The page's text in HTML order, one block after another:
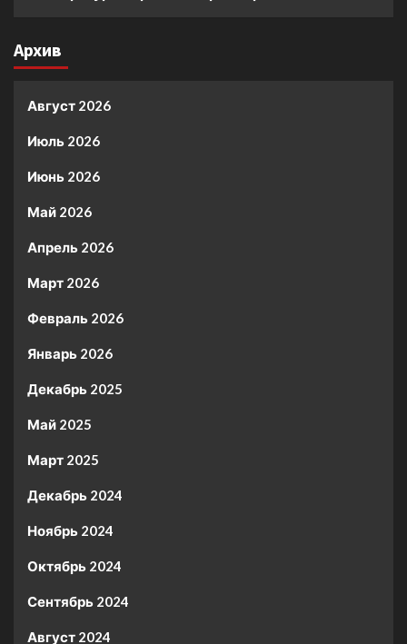
Архив
Август 2026
Июль 2026
Июнь 2026
Май 2026
Апрель 2026
Март 2026
Февраль 2026
Январь 2026
Декабрь 2025
Май 2025
Март 2025
Декабрь 2024
Ноябрь 2024
Октябрь 2024
Сентябрь 2024
Август 2024